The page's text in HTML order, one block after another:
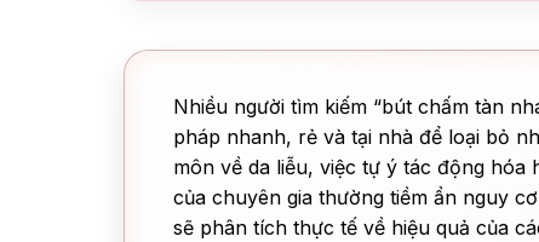
Nhiều người tìm kiếm “bút chấm tàn
pháp nhanh, rẻ và tại nhà để loại bỏ
môn về da liễu, việc tự ý tác động
của chuyên gia thường tiềm ẩn nguy
sẽ phân tích thực tế về hiệu quả của